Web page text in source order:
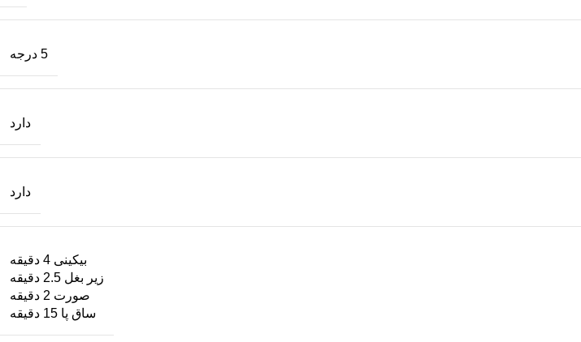
5 درجه
دارد
دارد
بیکینی 4 دقیقه
زیر بغل 2.5 دقیقه
صورت 2 دقیقه
ساق پا 15 دقیقه